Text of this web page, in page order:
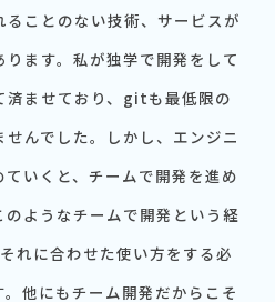
ことのない技術、サービスが
ます。私が独学で開発をして
済ませており、gitも最低限の
んでした。しかし、エンジニ
いくと、チームで開発を進め
ようなチームで開発という経
れに合わせた使い方をする必
他にもチーム開発だからこそ